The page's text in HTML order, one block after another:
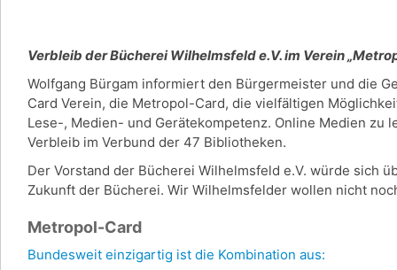
Verbleib der Bücherei Wilhelmsfeld e.V. im Verein
Wolfgang Bürgam informiert den Bürgermeister und die
Card Verein, die Metropol-Card, die vielfältigen
Lese-, Medien- und Gerätekompetenz. Online Medien
Verbleib im Verbund der 47 Bibliotheken.
Der Vorstand der Bücherei Wilhelmsfeld e.V. würde sich
Zukunft der Bücherei. Wir Wilhelmsfelder wollen nicht
Metropol-Card
Bundesweit einzigartig ist die Kombination aus: